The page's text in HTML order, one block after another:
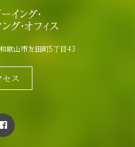
歌山市友田町5丁目43
セス